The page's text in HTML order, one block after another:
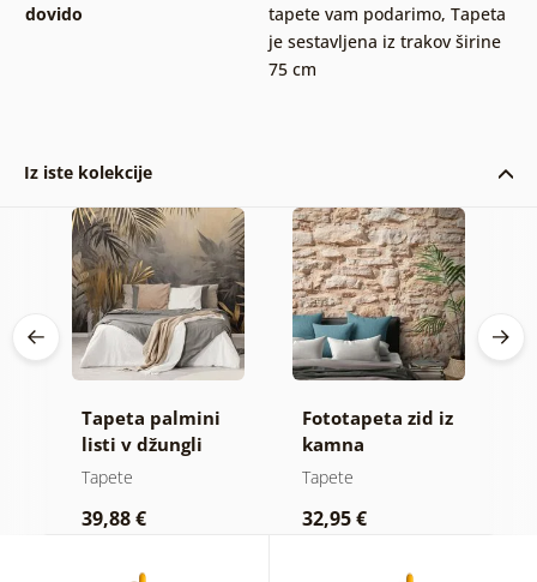
dovido
tapete vam podarimo, Tapeta
je sestavljena iz trakov širine
75 cm
Iz iste kolekcije
Tapeta palmini
listi v džungli
Tapete
39,88 €
Fototapeta zid iz
kamna
Tapete
32,95 €